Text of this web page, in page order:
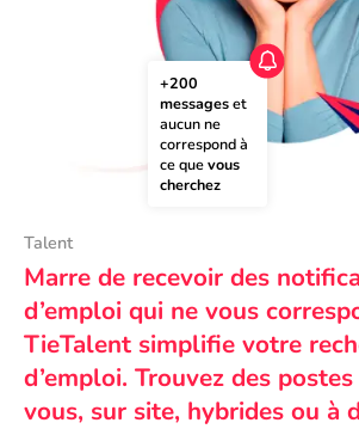
+200
messages et
aucun ne
correspond à
ce que vous
cherchez
Talent
Marre de recevoir des
d’emploi qui ne vous
TieTalent simplifie votre
d’emploi. Trouvez des
vous, sur site, hybrides ou à